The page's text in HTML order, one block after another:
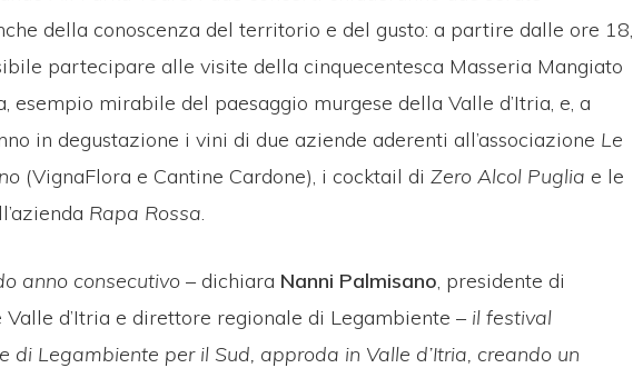
della conoscenza del territorio e del gusto: a partire dalle ore 18,
partecipare alle visite della cinquecentesca Masseria Mangiato
esempio mirabile del paesaggio murgese della Valle d’Itria, e, a
in degustazione i vini di due aziende aderenti all’associazione Le
(VignaFlora e Cantine Cardone), i cocktail di Zero Alcol Puglia e le
Rapa Rossa.
anno consecutivo – dichiara Nanni Palmisano, presidente di
Valle d’Itria e direttore regionale di Legambiente – il festival
di Legambiente per il Sud, approda in Valle d’Itria, creando un